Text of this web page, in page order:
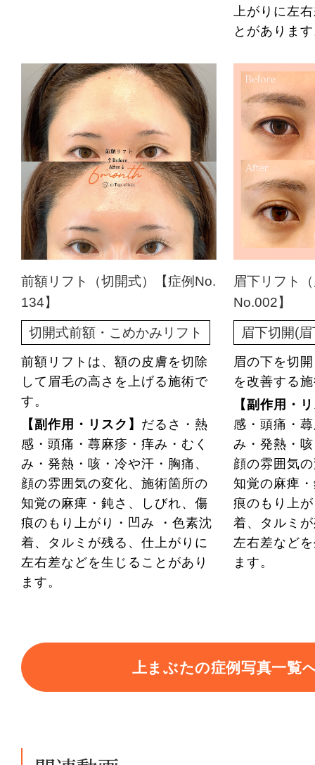
上がりに左
とがありま
前額リフト（切開式）【症例No.
134】
切開式前額・こめかみリフト
前額リフトは、額の皮膚を切除
して眉毛の高さを上げる施術で
す。
【副作用・リスク】 だるさ・熱
感・頭痛・蕁麻疹・痒み・むく
み・発熱・咳・冷や汗・胸痛、
顔の雰囲気の変化、施術箇所の
知覚の麻痺・鈍さ、しびれ、傷
痕のもり上がり・凹み ・色素沈
着、タルミが残る、仕上がりに
左右差などを生じることがあり
ます。
眉下リフト
No.002】
眉下切開(
眉の下を切
を改善する
【副作用・
感・頭痛・
み・発熱・
顔の雰囲気
知覚の麻痺
痕のもり上
着、タルミ
左右差など
ます。
上まぶたの症例写真一覧